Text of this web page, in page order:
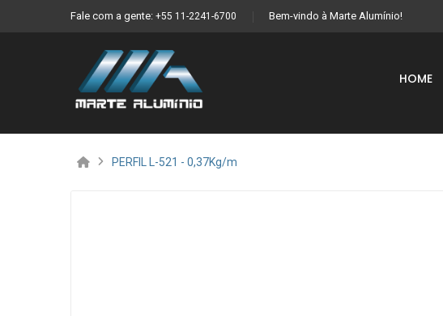
Fale com a gente: +55 11-2241-6700 Bem-vindo à Marte Alumínio!
HOME
PERFIL L-521 - 0,37Kg/m